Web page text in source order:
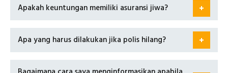
Apakah keuntungan memiliki asuransi jiwa?
Apa yang harus dilakukan jika polis hilang?